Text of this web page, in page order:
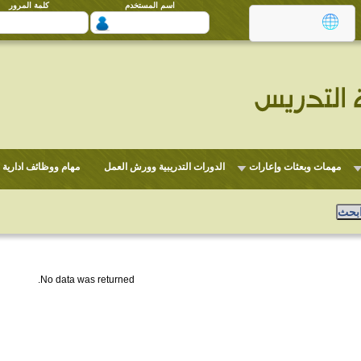
اسم المستخدم كلمة المرور
مهمات وبعثات وإعارات الدورات التدريبية وورش العمل مهام ووظائف ادارية
No data was returned.